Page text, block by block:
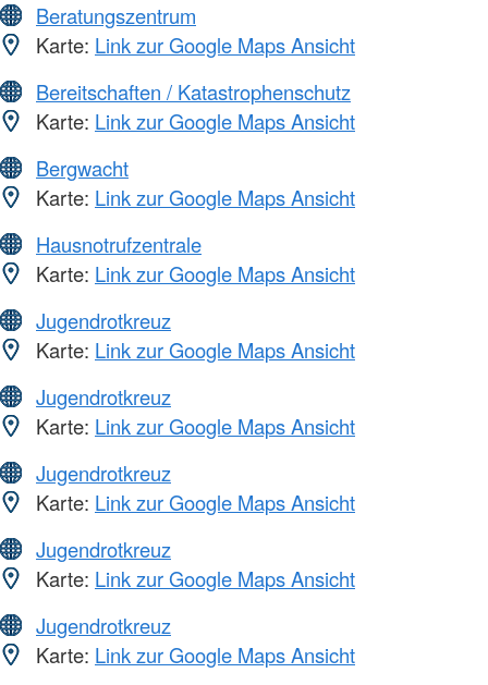
Beratungszentrum
Karte: Link zur Google Maps Ansicht
Bereitschaften / Katastrophenschutz
Karte: Link zur Google Maps Ansicht
Bergwacht
Karte: Link zur Google Maps Ansicht
Hausnotrufzentrale
Karte: Link zur Google Maps Ansicht
Jugendrotkreuz
Karte: Link zur Google Maps Ansicht
Jugendrotkreuz
Karte: Link zur Google Maps Ansicht
Jugendrotkreuz
Karte: Link zur Google Maps Ansicht
Jugendrotkreuz
Karte: Link zur Google Maps Ansicht
Jugendrotkreuz
Karte: Link zur Google Maps Ansicht